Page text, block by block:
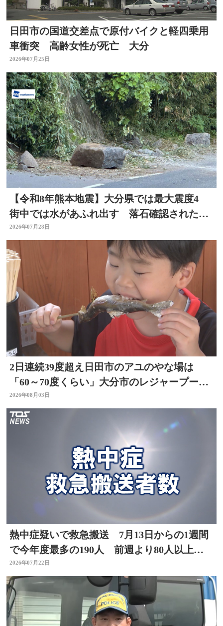
日田市の国道交差点で原付バイクと軽四乗用
車衝突 高齢女性が死亡 大分
2026年07月25日
【令和8年熊本地震】大分県では最大震度4
街中では水があふれ出す 落石確認されたと
ころも
2026年07月28日
2日連続39度超え日田市のアユのやな場は
「60～70度くらい」大分市のレジャープール
も賑わう 大分
2026年08月03日
熱中症疑いで救急搬送 7月13日からの1週間
で今年度最多の190人 前週より80人以上
増 大分
2026年07月22日